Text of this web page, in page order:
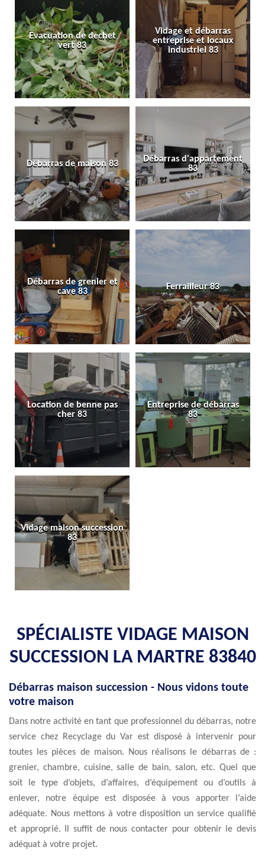
Evacuation de dechet
vert 83
Vidage et débarras
entreprise et locaux
industriel 83
Débarras de maison 83
Débarras d'appartement
83
Débarras de grenier et
cave 83
Ferrailleur 83
Location de benne pas
cher 83
Entreprise de débarras
83
Vidage maison succession
83
SPÉCIALISTE VIDAGE MAISON
SUCCESSION LA MARTRE 83840
Débarras maison succession - Nous vidons toute
votre maison
Dans notre activité en tant que professionnel du débarras, notre
service chez Recyclage du Var est disposé à intervenir pour
toutes les pièces de maison. Nous réalisons le débarras de :
grenier, chambre, cuisine, salle de bain, salon, etc. Quel que
soit le type d’objets, d’affaires, d’équipement ou d’outils à
enlever, notre équipe est disposée à vous apporter l’aide
adéquate. Nous mettons à votre disposition un service qualifié
et approprié. Il suffit de nous contacter pour obtenir le devis
adéquat à votre projet.